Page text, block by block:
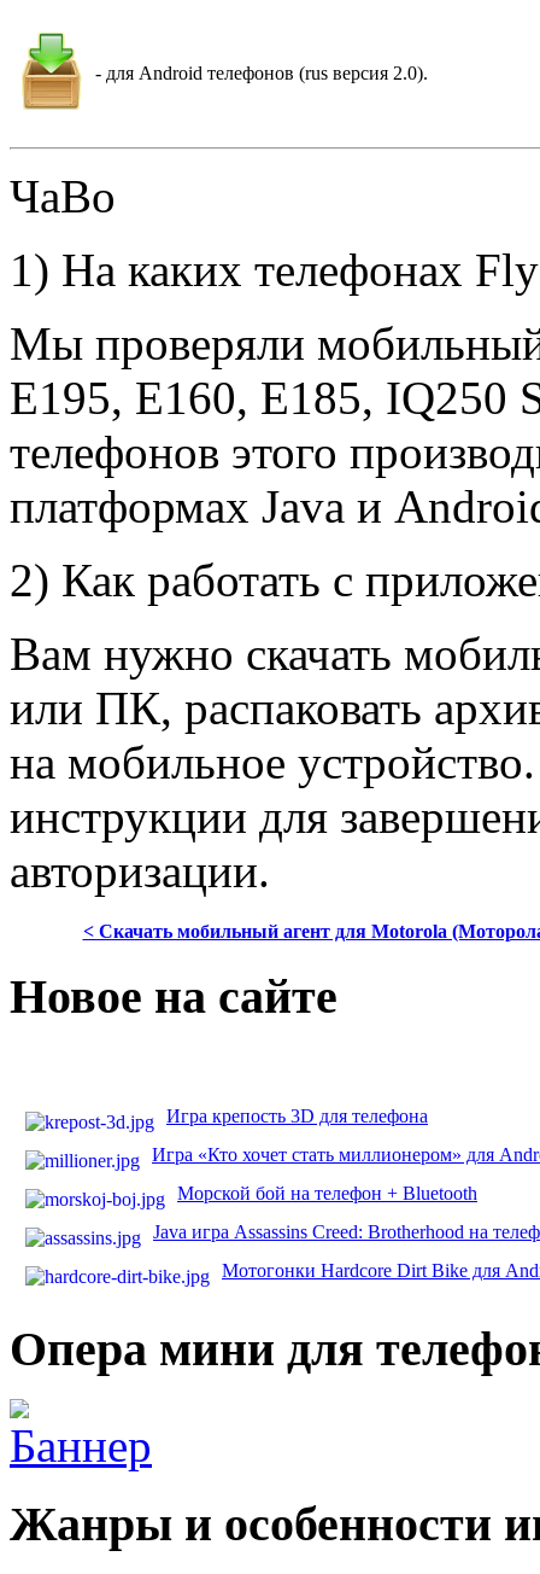
- для Android телефонов (rus версия 2.0).
ЧаВо
1) На каких телефонах
Мы проверяли
E195, E160, E185, IQ250
телефонов этого
платформах Java и
2) Как работать с
Вам нужно скачать
или ПК, распаковать
на мобильное
инструкции для
авторизации.
< Скачать мобильный агент для Motorola
Новое на сайте
Игра крепость 3D для телефона
Игра «Кто хочет стать миллионером» для
Морской бой на телефон + Bluetooth
Java игра Assassins Creed: Brotherhood на
Мотогонки Hardcore Dirt Bike для
Опера мини для
Жанры и особенности